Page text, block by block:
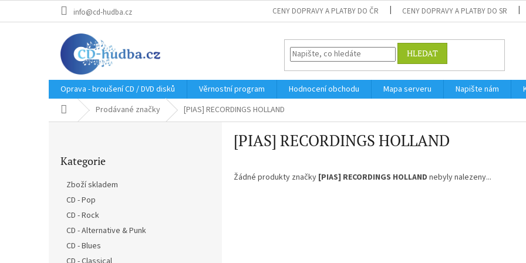
info@cd-hudba.cz CENY DOPRAVY A PLATBY DO ČR CENY DOPRAVY A PLATBY DO SR
HLEDAT
Oprava - broušení CD / DVD disků Věrnostní program Hodnocení obchodu Mapa serveru Napište nám
Domů Prodávané značky [PIAS] RECORDINGS HOLLAND
kategorie
Kategorie
Zboží skladem
CD - Pop
CD - Rock
CD - Alternative & Punk
CD - Blues
[PIAS] RECORDINGS HOLLAND
Žádné produkty značky [PIAS] RECORDINGS HOLLAND nebyly nalezeny...